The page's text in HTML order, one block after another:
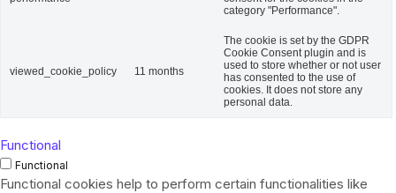
category "Performance".
viewed_cookie_policy 11 months
The cookie is set by the GDPR
Cookie Consent plugin and is
used to store whether or not user
has consented to the use of
cookies. It does not store any
personal data.
Functional
Functional
Functional cookies help to perform certain functionalities like